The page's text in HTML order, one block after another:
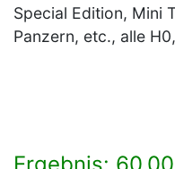
Special Edition, Mini
Panzern, etc., alle
Ergebnis: